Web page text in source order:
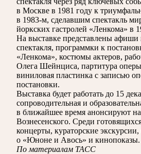
в Москве в 1981 году к
в 1983-м, сделавшим спектакль
йоркских гастролей «Ленкома» в
На выставке представлены
спектакля, программки к
«Ленкома», костюмы актеров,
Олега Шейнциса, партитура
виниловая пластинка с записью
постановки.
Выставка будет работать до 15
сопроводительная и
в ближайшее время анонсируют
Вознесенского. Среди
концерты, кураторские
о «Юноне и Авось» и кинопоказы.
По материалам ТАСС